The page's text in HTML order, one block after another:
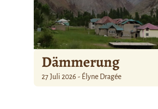
Dämmerung
27 Juli 2026 - Élyne Dragée